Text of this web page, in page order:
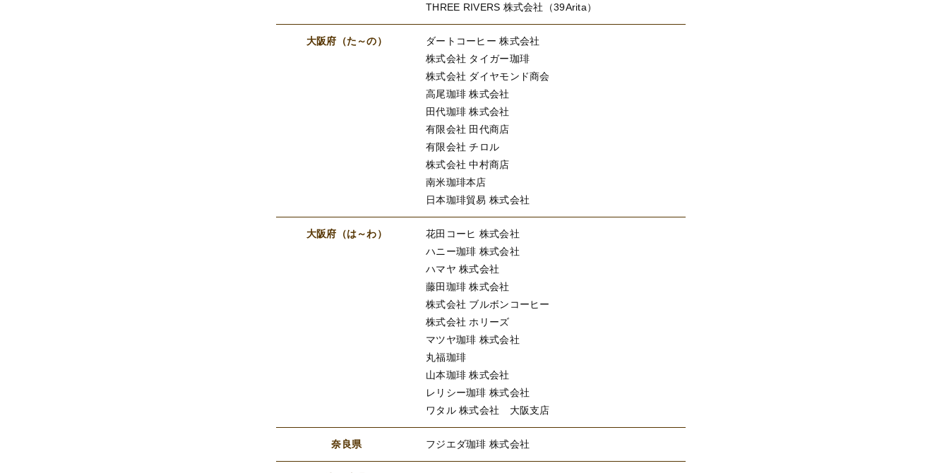
THREE RIVERS 株式会社（39Arita）
大阪府（た～の）
ダートコーヒー 株式会社
株式会社 タイガー珈琲
株式会社 ダイヤモンド商会
高尾珈琲 株式会社
田代珈琲 株式会社
有限会社 田代商店
有限会社 チロル
株式会社 中村商店
南米珈琲本店
日本珈琲貿易 株式会社
大阪府（は～わ）
花田コーヒ 株式会社
ハニー珈琲 株式会社
ハマヤ 株式会社
藤田珈琲 株式会社
株式会社 ブルボンコーヒー
株式会社 ホリーズ
マツヤ珈琲 株式会社
丸福珈琲
山本珈琲 株式会社
レリシー珈琲 株式会社
ワタル 株式会社 大阪支店
奈良県 フジエダ珈琲 株式会社